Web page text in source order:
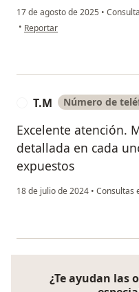
17 de agosto de 2025 •
• en opinión del usuario Daniel
Reportar
T.M Número de
Excelente atención.
detallada en cada
expuestos
18 de julio de 2024 • Consultas
¿Te ayudan las